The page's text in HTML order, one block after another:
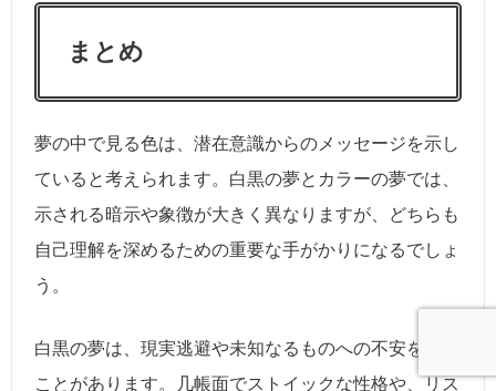
まとめ
夢の中で見る色は、潜在意識からのメッセージを示し
ていると考えられます。白黒の夢とカラーの夢では、
示される暗示や象徴が大きく異なりますが、どちらも
自己理解を深めるための重要な手がかりになるでしょ
う。
白黒の夢は、現実逃避や未知なるものへの不安を表す
ことがあります。几帳面でストイックな性格や、リス